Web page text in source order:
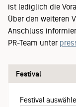
ist lediglich die
Über den weiteren
Anschluss
PR-Team unter
Festival
Festival